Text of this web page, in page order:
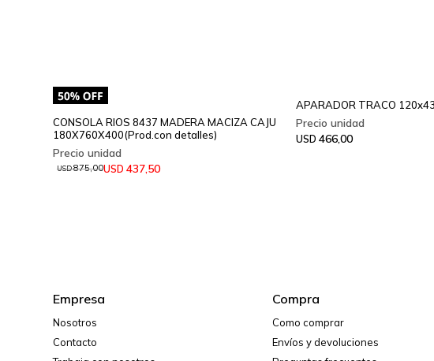
CONSOLA RIOS 8437 MADERA MACIZA CAJU
180X760X400(Prod.con detalles)
USD 437,50
USD875,00
APARADOR TRACO
USD 466,00
Empresa
Nosotros
Contacto
Compra
Como comprar
Envíos y devoluciones